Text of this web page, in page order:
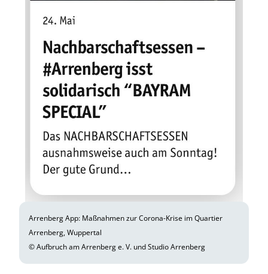
Arrenberg App: Maßnahmen zur Corona-Krise im Quartier
Arrenberg, Wuppertal
© Aufbruch am Arrenberg e. V. und Studio Arrenberg